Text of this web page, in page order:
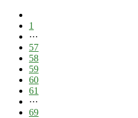
1
···
57
58
59
60
61
···
69